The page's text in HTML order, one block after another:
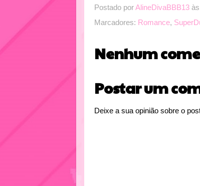
Postado porAlineDivaBBB13 às
Marcadores: Romance,
Nenhum
Postar um
Deixe a sua opinião sobre o